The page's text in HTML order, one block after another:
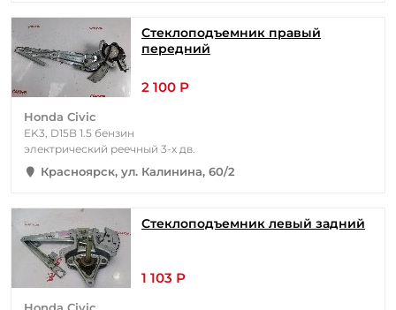
Стеклоподъемник правый
передний
2 100 Р
Honda Civic
EK3, D15B 1.5 бензин
электрический реечный 3-х дв.
Красноярск, ул. Калинина, 60/2
Стеклоподъемник левый задний
1 103 Р